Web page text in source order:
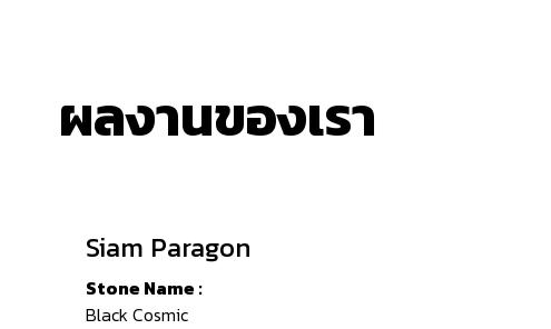
ผลงานของเรา
Siam Paragon
Stone Name :
Black Cosmic